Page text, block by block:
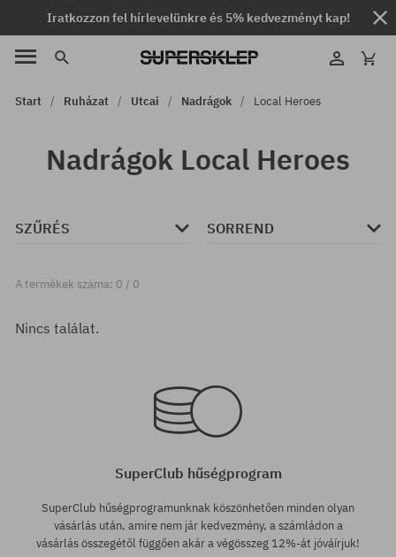
Iratkozzon fel hírlevelünkre és 5% kedvezményt kap!
Start Ruházat Utcai Nadrágok Local Heroes
Nadrágok Local Heroes
SZŰRÉS SORREND
A termékek száma: 0 / 0
Nincs találat.
SuperClub hűségprogram
SuperClub hűségprogramunknak köszönhetően minden olyan
vásárlás után, amire nem jár kedvezmény, a számládon a
vásárlás összegétől függően akár a végösszeg 12%-át jóváírjuk!